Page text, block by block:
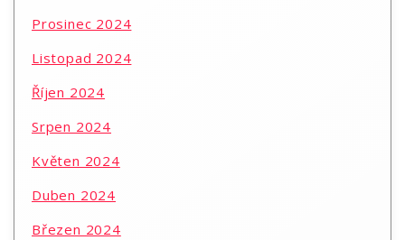
Prosinec 2024
Listopad 2024
Říjen 2024
Srpen 2024
Květen 2024
Duben 2024
Březen 2024